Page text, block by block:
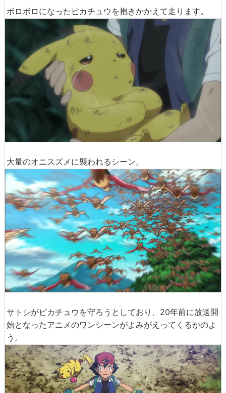
ボロボロになったピカチュウを抱きかかえて走ります。
大量のオニスズメに襲われるシーン。
サトシがピカチュウを守ろうとしており、20年前に放送開
始となったアニメのワンシーンがよみがえってくるかのよ
う。